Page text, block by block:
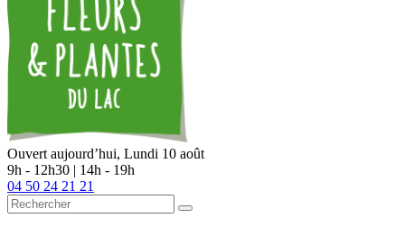
Ouvert aujourd’hui, Lundi 10 août
9h - 12h30 | 14h - 19h
04 50 24 21 21